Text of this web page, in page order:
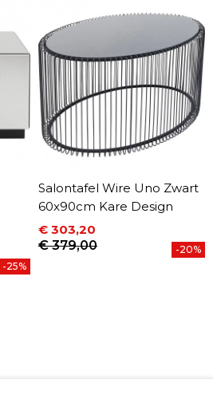
-25%
Salontafel Wire Uno Zwart
60x90cm Kare Design
Prijs
€ 303,20
Normale prijs
€ 379,00 -20%